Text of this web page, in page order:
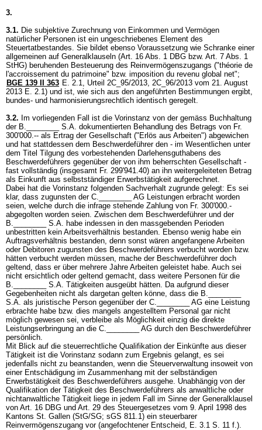
3.
3.1. Die subjektive Zurechnung von Einkommen und Vermögen
natürlicher Personen ist ein ungeschriebenes Element des
Steuertatbestandes. Sie bildet ebenso Voraussetzung wie Schranke einer
allgemeinen auf Generalklauseln (Art. 16 Abs. 1 DBG bzw. Art. 7 Abs. 1
StHG) beruhenden Besteuerung des Reinvermögenszugangs ("théorie de
l'accroissement du patrimoine" bzw. imposition du revenu global net";
BGE 139 II 363 E. 2.1, Urteil 2C_95/2013, 2C_96/2013 vom 21. August
2013 E. 2.1) und ist, wie sich aus den angeführten Bestimmungen ergibt,
bundes- und harmonisierungsrechtlich identisch geregelt.
3.2. Im vorliegenden Fall ist die Vorinstanz von der gemäss Buchhaltung
der B.________ S.A. dokumentierten Behandlung des Betrags von Fr.
300'000.-- als Ertrag der Gesellschaft ("Erlös aus Arbeiten") abgewichen
und hat stattdessen dem Beschwerdeführer den - im Wesentlichen unter
dem Titel Tilgung des vorbestehenden Darlehensguthabens des
Beschwerdeführers gegenüber der von ihm beherrschten Gesellschaft -
fast vollständig (insgesamt Fr. 299'941.40) an ihn weitergeleiteten Betrag
als Einkunft aus selbstständiger Erwerbstätigkeit aufgerechnet.
Dabei hat die Vorinstanz folgenden Sachverhalt zugrunde gelegt: Es sei
klar, dass zugunsten der C.________ AG Leistungen erbracht worden
seien, welche durch die infrage stehende Zahlung von Fr. 300'000.-
abgegolten worden seien. Zwischen dem Beschwerdeführer und der
B.________ S.A. habe indessen in den massgebenden Perioden
unbestritten kein Arbeitsverhältnis bestanden. Ebenso wenig habe ein
Auftragsverhältnis bestanden, denn sonst wären angefangene Arbeiten
oder Debitoren zugunsten des Beschwerdeführers verbucht worden bzw.
hätten verbucht werden müssen, mache der Beschwerdeführer doch
geltend, dass er über mehrere Jahre Arbeiten geleistet habe. Auch sei
nicht ersichtlich oder geltend gemacht, dass weitere Personen für die
B.________ S.A. Tätigkeiten ausgeübt hätten. Da aufgrund dieser
Gegebenheiten nicht als dargetan gelten könne, dass die B.________
S.A. als juristische Person gegenüber der C.________ AG eine Leistung
erbrachte habe bzw. dies mangels angestelltem Personal gar nicht
möglich gewesen sei, verbleibe als Möglichkeit einzig die direkte
Leistungserbringung an die C.________ AG durch den Beschwerdeführer
persönlich.
Mit Blick auf die steuerrechtliche Qualifikation der Einkünfte aus dieser
Tätigkeit ist die Vorinstanz sodann zum Ergebnis gelangt, es sei
jedenfalls nicht zu beanstanden, wenn die Steuerverwaltung insoweit von
einer Entschädigung im Zusammenhang mit der selbständigen
Erwerbstätigkeit des Beschwerdeführers ausgehe. Unabhängig von der
Qualifikation der Tätigkeit des Beschwerdeführers als anwaltliche oder
nichtanwaltliche Tätigkeit liege in jedem Fall im Sinne der Generalklausel
von Art. 16 DBG und Art. 29 des Steuergesetzes vom 9. April 1998 des
Kantons St. Gallen (StG/SG; sGS 811.1) ein steuerbarer
Reinvermögenszugang vor (angefochtener Entscheid, E. 3.1 S. 11 f.).